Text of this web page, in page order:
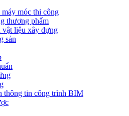
móc thi công
thương phẩm
vật liệu xây dựng
sản
thông tin công trình BIM